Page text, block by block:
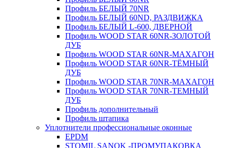
Профиль БЕЛЫЙ 70NR
Профиль БЕЛЫЙ 60ND, РАЗДВИЖКА
Профиль БЕЛЫЙ L-600, ДВЕРНОЙ
Профиль WOOD STAR 60NR-ЗОЛОТОЙ
ДУБ
Профиль WOOD STAR 60NR-МАХАГОН
Профиль WOOD STAR 60NR-ТЁМНЫЙ
ДУБ
Профиль WOOD STAR 70NR-МАХАГОН
Профиль WOOD STAR 70NR-ТЕМНЫЙ
ДУБ
Профиль дополнительный
Профиль штапика
Уплотнители профессиональные оконные
EPDM
STOMIL SANOK -ПРОМУПАКОВКА